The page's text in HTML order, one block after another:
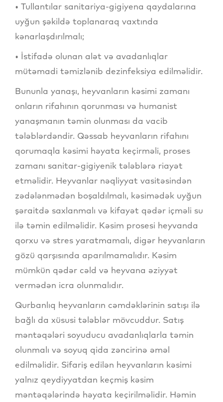
• Tullantılar sanitariya-gigiyena qaydalarına
uyğun şəkildə toplanaraq vaxtında
kənarlaşdırılmalı;
• İstifadə olunan alət və avadanlıqlar
mütəmadi təmizlənib dezinfeksiya edilməlidir.
Bununla yanaşı, heyvanların kəsimi zamanı
onların rifahının qorunması və humanist
yanaşmanın təmin olunması da vacib
tələblərdəndir. Qəssab heyvanların rifahını
qorumaqla kəsimi həyata keçirməli, proses
zamanı sanitar-gigiyenik tələblərə riayət
etməlidir. Heyvanlar nəqliyyat vasitəsindən
zədələnmədən boşaldılmalı, kəsimədək uyğun
şəraitdə saxlanmalı və kifayət qədər içməli su
ilə təmin edilməlidir. Kəsim prosesi heyvanda
qorxu və stres yaratmamalı, digər heyvanların
gözü qarşısında aparılmamalıdır. Kəsim
mümkün qədər cəld və heyvana əziyyət
vermədən icra olunmalıdır.
Qurbanlıq heyvanların cəmdəklərinin satışı ilə
bağlı da xüsusi tələblər mövcuddur. Satış
məntəqələri soyuducu avadanlıqlarla təmin
olunmalı və soyuq qida zəncirinə əməl
edilməlidir. Sifariş edilən heyvanların kəsimi
yalnız qeydiyyatdan keçmiş kəsim
məntəqələrində həyata keçirilməlidir. Həmin